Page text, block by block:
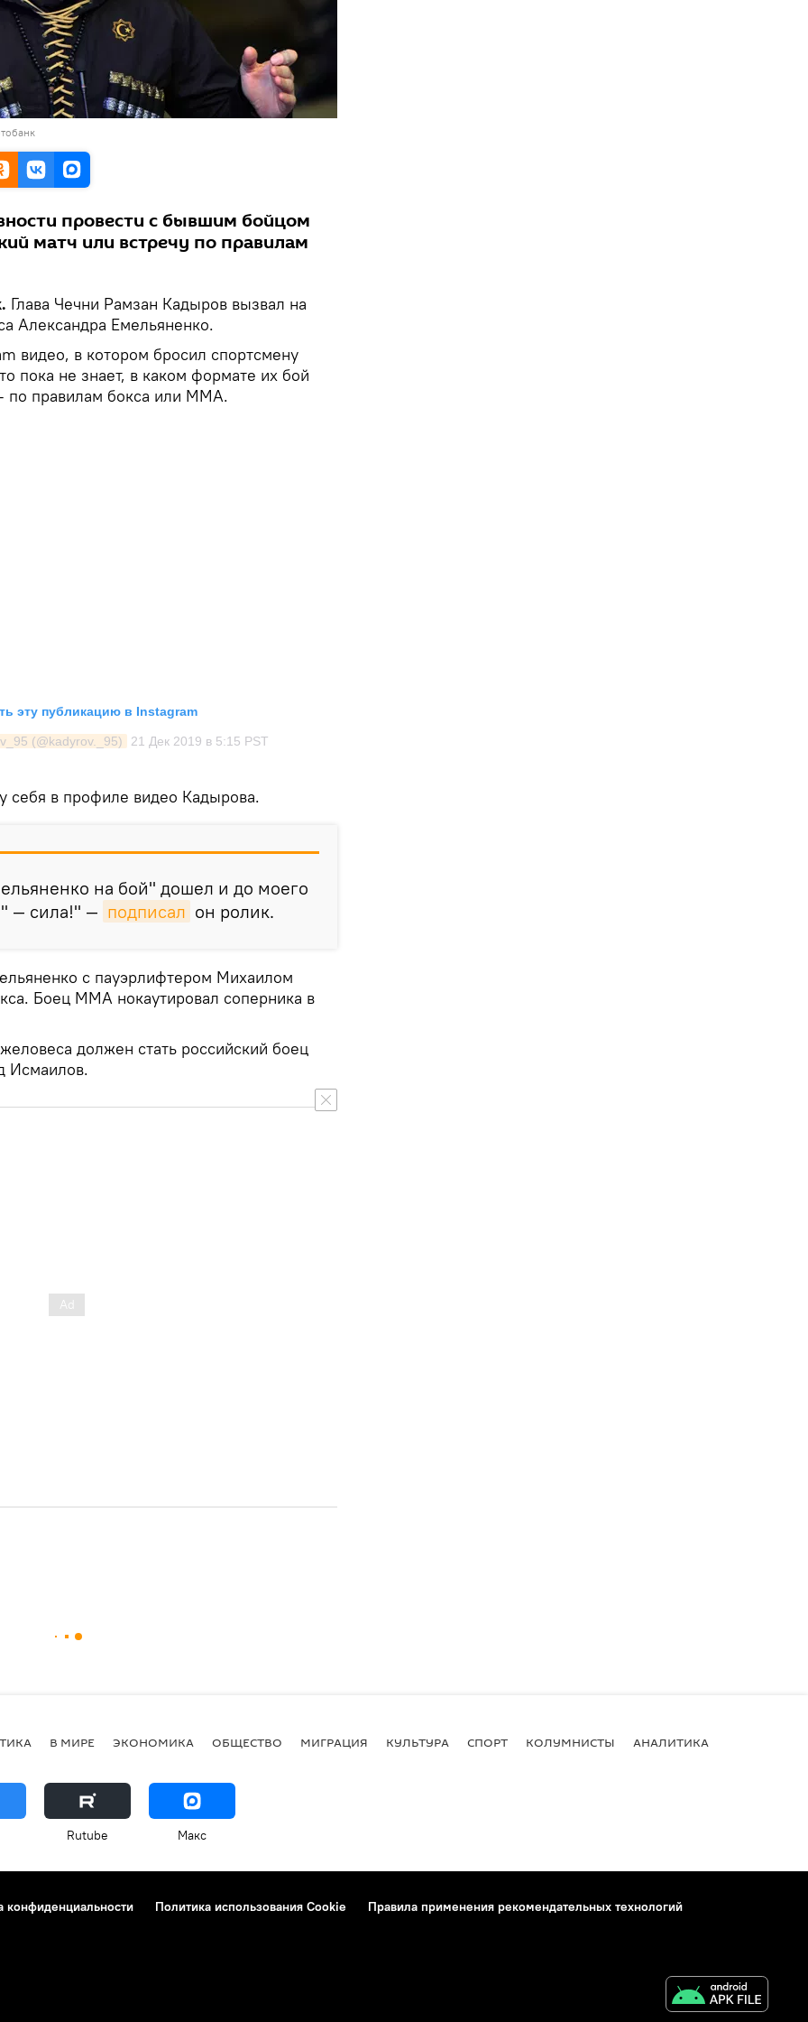
провести с бывшим бойцом
матч или встречу по правилам
Глава Чечни Рамзан Кадыров вызвал на
Александра Емельяненко.
видео, в котором бросил спортсмену
пока не знает, в каком формате их бой
по правилам бокса или ММА.
эту публикацию в Instagram
(@kadyrov._95) 21 Дек 2019 в 5:15 PST
себя в профиле видео Кадырова.
на бой" дошел и до моего
— сила!" — подписал он ролик.
с пауэрлифтером Михаилом
Боец ММА нокаутировал соперника в
должен стать российский боец
Исмаилов.
В МИРЕ ЭКОНОМИКА ОБЩЕСТВО МИГРАЦИЯ КУЛЬТУРА СПОРТ КОЛУМНИСТЫ АНАЛИТИКА
Rutube Макс
конфиденциальности Политика использования Cookie
Правила применения рекомендательных технологий